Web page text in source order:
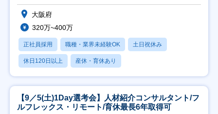
大阪府
320万~400万
正社員採用 職種・業界未経験OK 土日祝休み
休日120日以上 産休・育休あり
【9／5(土)1Day選考会】人材紹介コンサルタント/フ
ルフレックス・リモート/育休最長6年取得可